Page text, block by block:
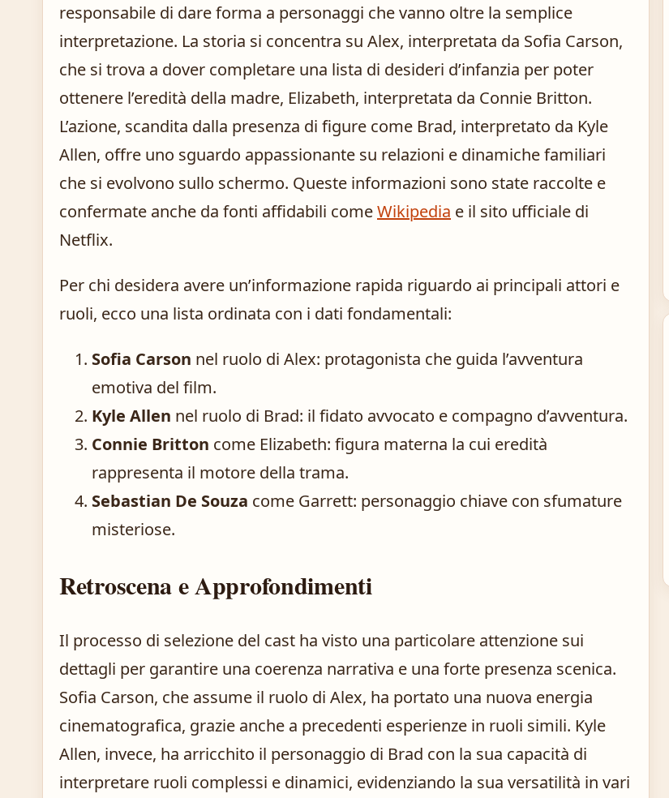
responsabile di dare forma a personaggi che vanno oltre la semplice
interpretazione. La storia si concentra su Alex, interpretata da Sofia Carson,
che si trova a dover completare una lista di desideri d’infanzia per poter
ottenere l’eredità della madre, Elizabeth, interpretata da Connie Britton.
L’azione, scandita dalla presenza di figure come Brad, interpretato da Kyle
Allen, offre uno sguardo appassionante su relazioni e dinamiche familiari
che si evolvono sullo schermo. Queste informazioni sono state raccolte e
confermate anche da fonti affidabili comeWikipedia e il sito ufficiale di
Netflix.
Per chi desidera avere un’informazione rapida riguardo ai principali attori e
ruoli, ecco una lista ordinata con i dati fondamentali:
Sofia Carson nel ruolo di Alex: protagonista che guida l’avventura
emotiva del film.
Kyle Allen nel ruolo di Brad: il fidato avvocato e compagno d’avventura.
Connie Britton come Elizabeth: figura materna la cui eredità
rappresenta il motore della trama.
Sebastian De Souza come Garrett: personaggio chiave con sfumature
misteriose.
Retroscena e Approfondimenti
Il processo di selezione del cast ha visto una particolare attenzione sui
dettagli per garantire una coerenza narrativa e una forte presenza scenica.
Sofia Carson, che assume il ruolo di Alex, ha portato una nuova energia
cinematografica, grazie anche a precedenti esperienze in ruoli simili. Kyle
Allen, invece, ha arricchito il personaggio di Brad con la sua capacità di
interpretare ruoli complessi e dinamici, evidenziando la sua versatilità in vari